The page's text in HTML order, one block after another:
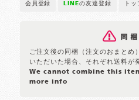
会員登録 LINEの友達登録 ト
ご注文後の同梱（注文のおまとめ
いただいた場合、それぞれ送料が
We cannot combine this
more info